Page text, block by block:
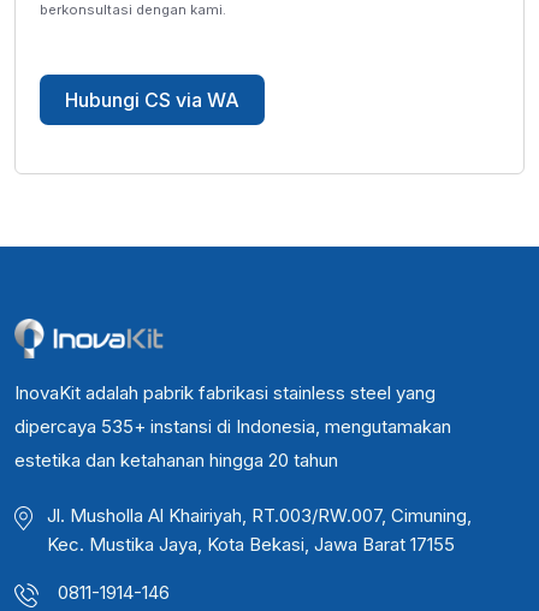
berkonsultasi dengan kami.
Hubungi CS via WA
InovaKit adalah pabrik fabrikasi stainless steel yang
dipercaya 535+ instansi di Indonesia, mengutamakan
estetika dan ketahanan hingga 20 tahun
Jl. Musholla Al Khairiyah, RT.003/RW.007, Cimuning,
Kec. Mustika Jaya, Kota Bekasi, Jawa Barat 17155
0811-1914-146